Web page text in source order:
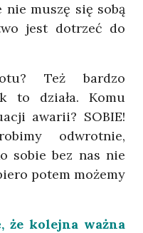
nie muszę się sobą
jest dotrzeć do
Też bardzo
to działa. Komu
awarii? SOBIE!
odwrotnie,
sobie bez nas nie
potem możemy
że kolejna ważna